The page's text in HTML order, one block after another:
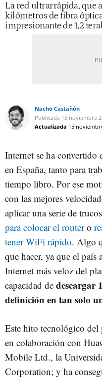
La red ultrarrápida, que
kilómetros de fibra
impresionante de 1,2
Nacho Castañón
Publicada 15 noviembre
Actualizada 15
Internet se ha
en España, tanto para
tiempo libro. Por ese
con las mejores
aplicar una serie de
para colocar el routero
tener WiFi rápido. Algo
que hacer, ya que el país
Internet más veloz del
capacidad de descargar
definición en tan solo
Este hito tecnológico del
en colaboración con
Mobile Ltd., la
Corporation; y ha